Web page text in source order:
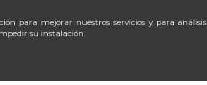
para mejorar nuestros servicios y para
su instalación.